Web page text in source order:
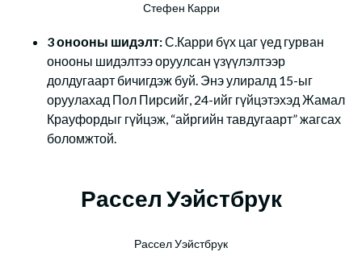
Стефен Карри
3 онооны шидэлт:С.Карри бүх цаг үед гурван
онооны шидэлтээ оруулсан үзүүлэлтээр
долдугаарт бичигдэж буй. Энэ улиралд 15-ыг
оруулахад Пол Пирсийг, 24-ийг гүйцэтэхэд Жамал
Крауфордыг гүйцэж, “айргийн тавдугаарт” жагсах
боломжтой.
Рассел Уэйстбрук
Рассел Уэйстбрук